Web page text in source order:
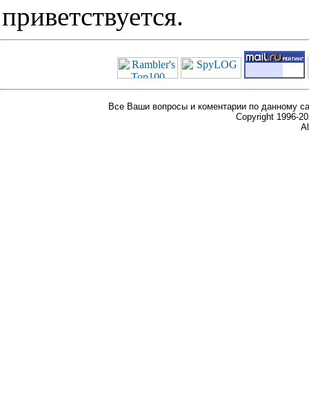
приветствуется.
Все Ваши вопросы и коментарии по данному
Copyright 1996-